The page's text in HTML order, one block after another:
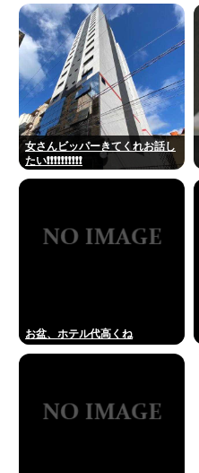
女さんビッパーきてくれお話し
たい❗❗❗❗❗❗❗❗❗❗
お盆、ホテル代高くね